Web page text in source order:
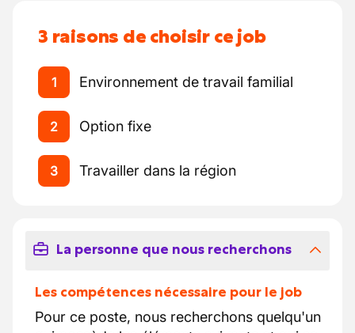
3 raisons de choisir ce job
1 Environnement de travail familial
2 Option fixe
3 Travailler dans la région
La personne que nous recherchons
Les compétences nécessaire pour le job
Pour ce poste, nous recherchons quelqu'un